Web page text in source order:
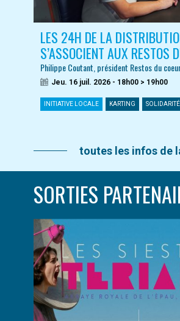
LES 24H DE LA
S’ASSOCIENT AUX RESTOS
Philippe Coutant, président Restos du
Jeu. 16 juil. 2026 - 18h00 > 19h00
INITIATIVE LOCALE KARTING SOLIDARITÉ
toutes les infos de
SORTIES